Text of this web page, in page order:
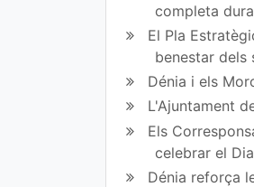
ce
bo
ok
itt
er
completa
El Pla
benestar dels
Dénia i els
L'Ajuntament
Els
celebrar el
Dénia reforça